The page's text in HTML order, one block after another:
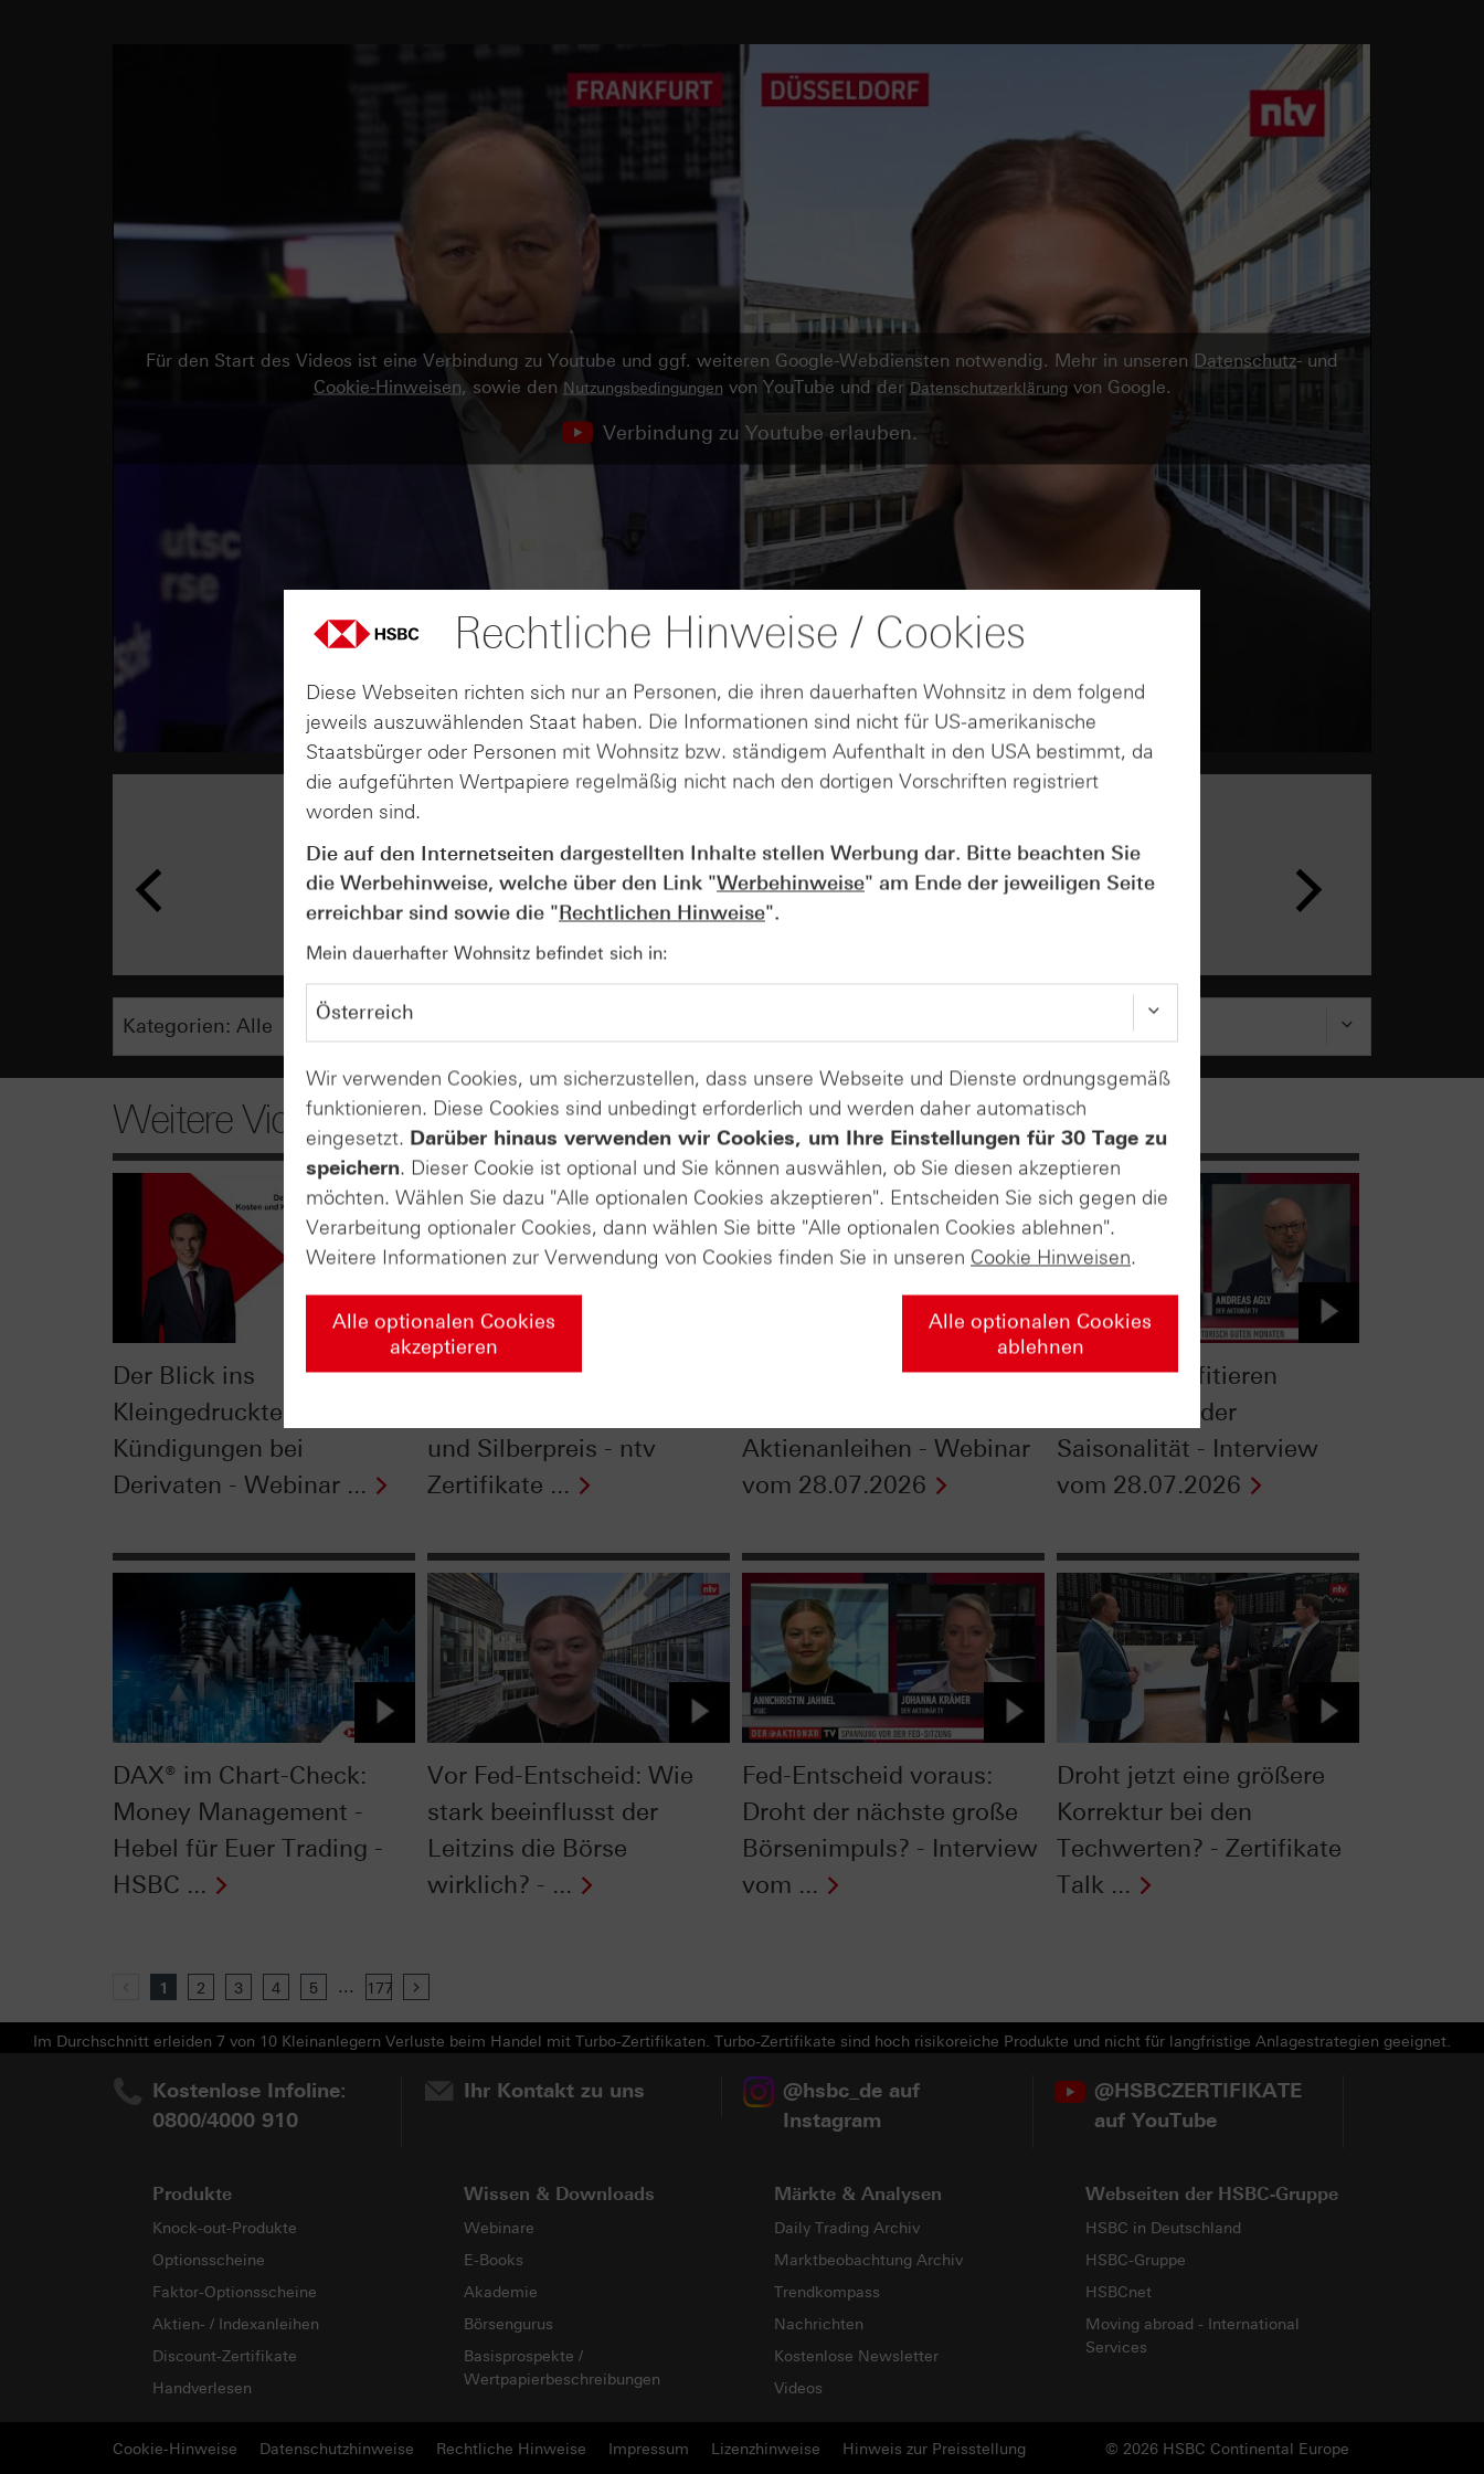
Für den Start des Videos ist eine Verbindung zu Youtube und ggf. weiteren Google-Webdiensten notwendig. Mehr in unseren Datenschutz- und
Cookie-Hinweisen, sowie den Nutzungsbedingungen von YouTube und der Datenschutzerklärung von Google.
Verbindung zu Youtube erlauben.
AUGUST
04
Der Blick ins Kleingedruckte: Kosten &
Kündigungen bei Derivaten - Webinar
vom 04.08.2026
Weitere Videos
Der Blick ins
Kleingedruckte: Kosten &
Kündigungen bei
Derivaten - Webinar ...
Der Einfluss der
und Silberpreis - ntv
Zertifikate ...
Checkliste - Zinsen
Aktienanleihen - Webinar
vom 28.07.2026
Gold: So profitieren
Anleger von der
Saisonalität - Interview
vom 28.07.2026
DAX® im Chart-Check:
Money Management -
Hebel für Euer Trading -
HSBC ...
Vor Fed-Entscheid: Wie
stark beeinflusst der
Leitzins die Börse
wirklich? - ...
Fed-Entscheid voraus:
Droht der nächste große
Börsenimpuls? - Interview
vom ...
Droht jetzt eine größere
Korrektur bei den
Techwerten? - Zertifikate
Talk ...
Previous
1 2 3 4 5 ... 177
Im Durchschnitt erleiden 7 von 10 Kleinanlegern Verluste beim Handel mit Turbo-Zertifikaten. Turbo-Zertifikate sind hoch risikoreiche Produkte und nicht für langfristige Anlagestrategien geeignet.
Kostenlose Infoline:
0800/4000 910
Ihr Kontakt zu uns
@hsbc_de auf
Instagram
@HSBCZERTIFIKATE
auf YouTube
Produkte
Knock-out-Produkte
Optionsscheine
Faktor-Optionsscheine
Aktien- / Indexanleihen
Discount-Zertifikate
Handverlesen
Wissen & Downloads
Webinare
E-Books
Akademie
Börsengurus
Basisprospekte /
Wertpapierbeschreibungen
Märkte & Analysen
Daily Trading Archiv
Marktbeobachtung Archiv
Trendkompass
Nachrichten
Kostenlose Newsletter
Videos
Webseiten der HSBC-Gruppe
HSBC in Deutschland
HSBC-Gruppe
HSBCnet
Moving abroad - International
Services
Cookie-Hinweise Datenschutzhinweise Rechtliche Hinweise Impressum Lizenzhinweise © 2026 HSBC Continental Europe
Hinweis zur Preisstellung
Rechtliche Hinweise / Cookies
Diese Webseiten richten sich nur an Personen, die ihren dauerhaften Wohnsitz in dem folgend
jeweils auszuwählenden Staat haben. Die Informationen sind nicht für US-amerikanische
Staatsbürger oder Personen mit Wohnsitz bzw. ständigem Aufenthalt in den USA bestimmt, da
die aufgeführten Wertpapiere regelmäßig nicht nach den dortigen Vorschriften registriert
worden sind.
Die auf den Internetseiten dargestellten Inhalte stellen Werbung dar. Bitte beachten Sie
die Werbehinweise, welche über den Link "Werbehinweise" am Ende der jeweiligen Seite
erreichbar sind sowie die "Rechtlichen Hinweise".
Mein dauerhafter Wohnsitz befindet sich in:
Wir verwenden Cookies, um sicherzustellen, dass unsere Webseite und Dienste ordnungsgemäß
funktionieren. Diese Cookies sind unbedingt erforderlich und werden daher automatisch
eingesetzt. Darüber hinaus verwenden wir Cookies, um Ihre Einstellungen für 30 Tage zu
speichern. Dieser Cookie ist optional und Sie können auswählen, ob Sie diesen akzeptieren
möchten. Wählen Sie dazu "Alle optionalen Cookies akzeptieren". Entscheiden Sie sich gegen die
Verarbeitung optionaler Cookies, dann wählen Sie bitte "Alle optionalen Cookies ablehnen".
Weitere Informationen zur Verwendung von Cookies finden Sie in unseren Cookie Hinweisen.
Alle optionalen Cookies
akzeptieren
Alle optionalen Cookies
ablehnen